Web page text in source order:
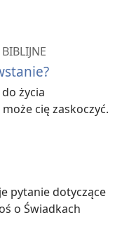
życia
cię zaskoczyć.
pytanie dotyczące
o Świadkach